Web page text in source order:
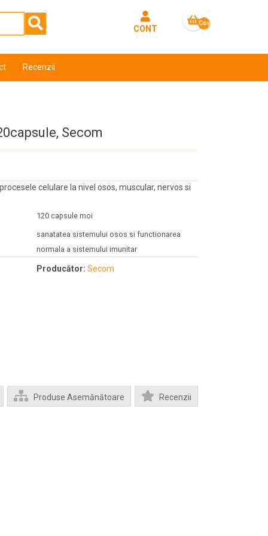
CONT
Coş
Recenzii
Secom
celulare la nivel osos, muscular, nervos si
120 capsule moi
sanatatea sistemului osos si functionarea
normala a sistemului imunitar
Producător: Secom
Produse Asemănătoare Recenzii